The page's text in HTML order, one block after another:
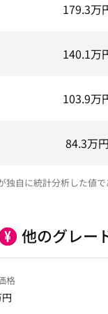
179.3万
140.1万
103.9万
84.3万円
自に統計分析した値
他のグレー
格